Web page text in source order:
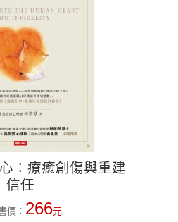
：療癒創傷與重建
信任
價： 266元